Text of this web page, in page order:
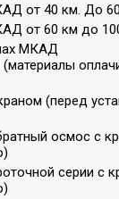
от 40 км. До
от 60 км до
МКАД
(перед
осмос с
серии с